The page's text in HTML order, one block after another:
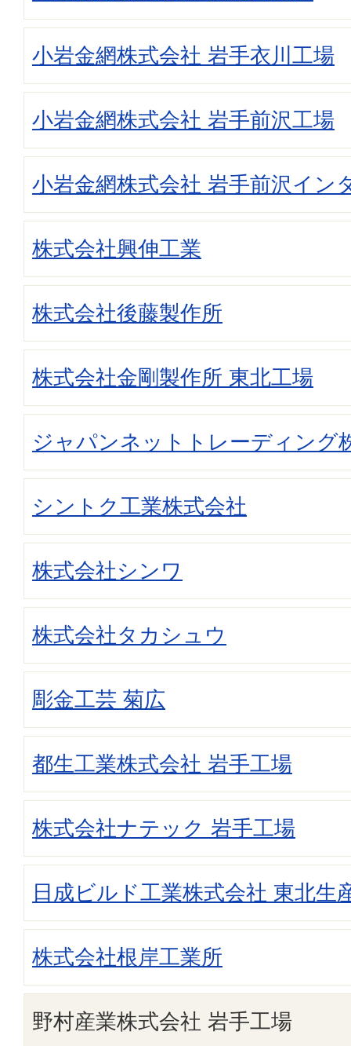
小岩金網株式会社 岩手衣川工場
小岩金網株式会社 岩手前沢工場
小岩金網株式会社 岩手前沢イン
株式会社興伸工業
株式会社後藤製作所
株式会社金剛製作所 東北工場
ジャパンネットトレーディング
シントク工業株式会社
株式会社シンワ
株式会社タカシュウ
彫金工芸 菊広
都生工業株式会社 岩手工場
株式会社ナテック 岩手工場
日成ビルド工業株式会社 東北生
株式会社根岸工業所
野村産業株式会社 岩手工場